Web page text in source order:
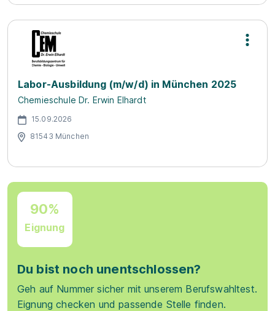
Labor-Ausbildung (m/w/d) in München 2025
Chemieschule Dr. Erwin Elhardt
15.09.2026
81543 München
90%
Eignung
Du bist noch unentschlossen?
Geh auf Nummer sicher mit unserem Berufswahltest.
Eignung checken und passende Stelle finden.